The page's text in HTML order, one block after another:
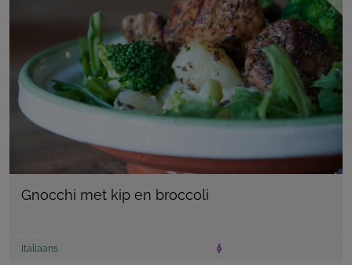
Gnocchi met kip en broccoli
Italiaans